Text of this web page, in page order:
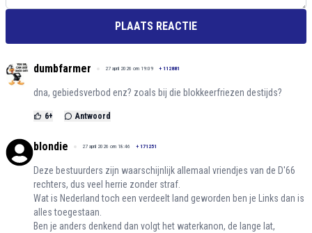
PLAATS REACTIE
dumbfarmer 27 april 2026 om 19:09 + 112881
dna, gebiedsverbod enz? zoals bij die blokkeerfriezen destijds?
6+ Antwoord
blondie 27 april 2026 om 18:46 + 171251
Deze bestuurders zijn waarschijnlijk allemaal vriendjes van de D'66
rechters, dus veel herrie zonder straf.
Wat is Nederland toch een verdeelt land geworden ben je Links dan is
alles toegestaan.
Ben je anders denkend dan volgt het waterkanon, de lange lat,